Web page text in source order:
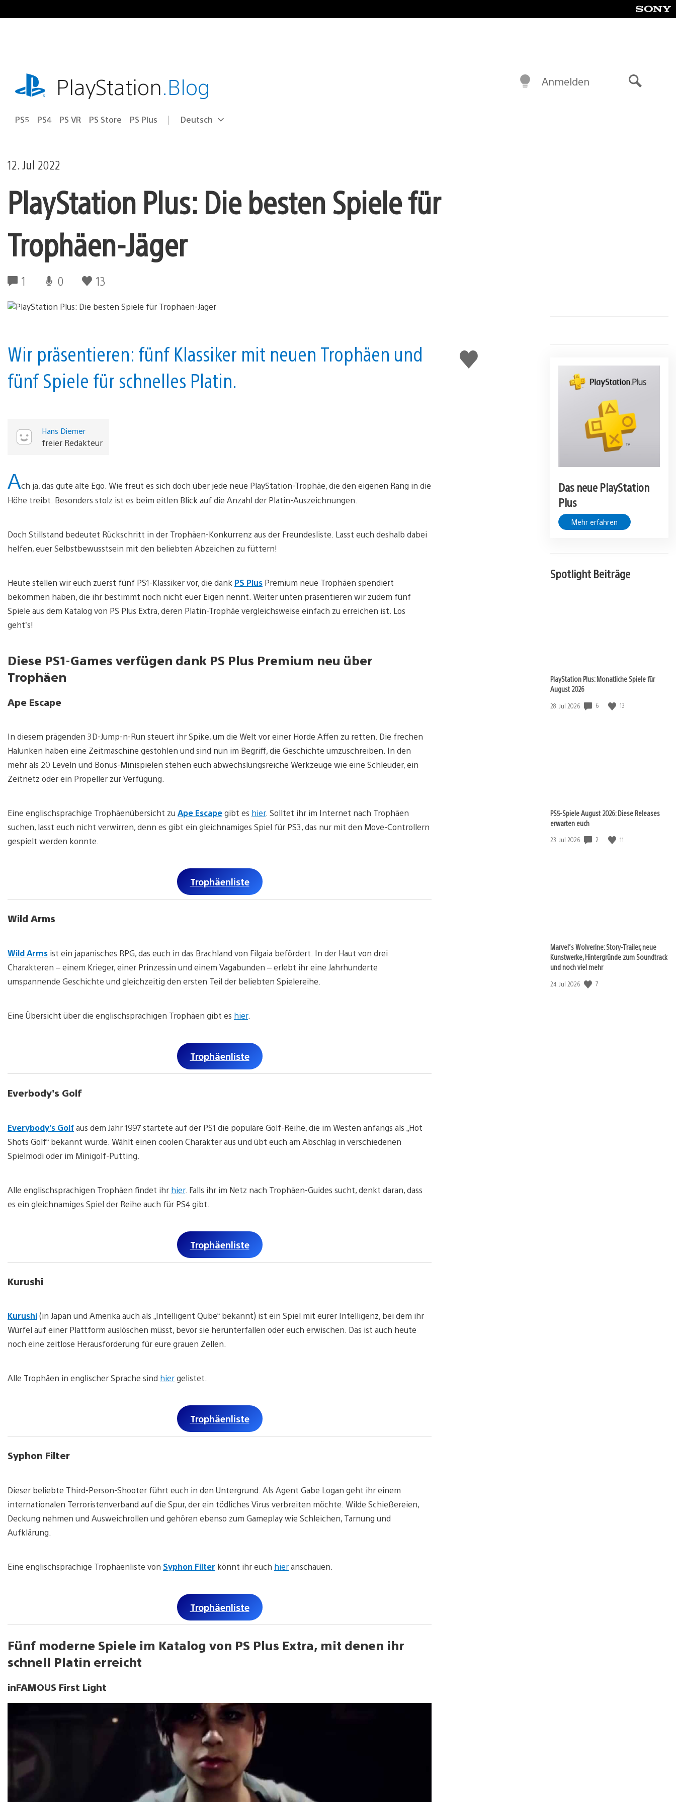
Inhalt
playstation.comPlayStation.Blog
PS5 PS4 PS VR PS Store PS Plus Select
Aktuelle
Deutsch
Anmelden
12. Jul 2022
PlayStation Plus: Die besten Spiele für
Trophäen-Jäger
1 0 13
Gefällt
mir
Wir präsentieren: fünf Klassiker mit neuen Trophäen und
fünf Spiele für schnelles Platin.
Hans Diemer
freier Redakteur
Ach ja, das gute alte Ego. Wie freut es sich doch über jede neue PlayStation-Trophäe, die den eigenen Rang in die
Höhe treibt. Besonders stolz ist es beim eitlen Blick auf die Anzahl der Platin-Auszeichnungen.
Doch Stillstand bedeutet Rückschritt in der Trophäen-Konkurrenz aus der Freundesliste. Lasst euch deshalb dabei
helfen, euer Selbstbewusstsein mit den beliebten Abzeichen zu füttern!
Heute stellen wir euch zuerst fünf PS1-Klassiker vor, die dank PS Plus Premium neue Trophäen spendiert
bekommen haben, die ihr bestimmt noch nicht euer Eigen nennt. Weiter unten präsentieren wir zudem fünf
Spiele aus dem Katalog von PS Plus Extra, deren Platin-Trophäe vergleichsweise einfach zu erreichen ist. Los
geht’s!
Diese PS1-Games verfügen dank PS Plus Premium neu über
Trophäen
Ape Escape
In diesem prägenden 3D-Jump-n-Run steuert ihr Spike, um die Welt vor einer Horde Affen zu retten. Die frechen
Halunken haben eine Zeitmaschine gestohlen und sind nun im Begriff, die Geschichte umzuschreiben. In den
mehr als 20 Leveln und Bonus-Minispielen stehen euch abwechslungsreiche Werkzeuge wie eine Schleuder, ein
Zeitnetz oder ein Propeller zur Verfügung.
Eine englischsprachige Trophäenübersicht zu Ape Escapegibt es hier. Solltet ihr im Internet nach Trophäen
suchen, lasst euch nicht verwirren, denn es gibt ein gleichnamiges Spiel für PS3, das nur mit den Move-Controllern
gespielt werden konnte.
Trophäenliste
Wild Arms
download
Wild Arms ist ein japanisches RPG, das euch in das Brachland von Filgaia befördert. In der Haut von drei
Charakteren – einem Krieger, einer Prinzessin und einem Vagabunden – erlebt ihr eine Jahrhunderte
umspannende Geschichte und gleichzeitig den ersten Teil der beliebten Spielereihe.
Eine Übersicht über die englischsprachigen Trophäen gibt es hier.
Trophäenliste
Everbody’s Golf
Everybody’s Golfaus dem Jahr 1997 startete auf der PS1 die populäre Golf-Reihe, die im Westen anfangs als „Hot
Shots Golf“ bekannt wurde. Wählt einen coolen Charakter aus und übt euch am Abschlag in verschiedenen
Spielmodi oder im Minigolf-Putting.
Alle englischsprachigen Trophäen findet ihr hier. Falls ihr im Netz nach Trophäen-Guides sucht, denkt daran, dass
es ein gleichnamiges Spiel der Reihe auch für PS4 gibt.
Trophäenliste
Kurushi
Kurushi(in Japan und Amerika auch als „Intelligent Qube“ bekannt) ist ein Spiel mit eurer Intelligenz, bei dem ihr
Würfel auf einer Plattform auslöschen müsst, bevor sie herunterfallen oder euch erwischen. Das ist auch heute
noch eine zeitlose Herausforderung für eure grauen Zellen.
Alle Trophäen in englischer Sprache sind hiergelistet.
Trophäenliste
Syphon Filter
Dieser beliebte Third-Person-Shooter führt euch in den Untergrund. Als Agent Gabe Logan geht ihr einem
internationalen Terroristenverband auf die Spur, der ein tödliches Virus verbreiten möchte. Wilde Schießereien,
Deckung nehmen und Ausweichrollen und gehören ebenso zum Gameplay wie Schleichen, Tarnung und
Aufklärung.
Eine englischsprachige Trophäenliste von Syphon Filter könnt ihr euch hieranschauen.
Trophäenliste
Fünf moderne Spiele im Katalog von PS Plus Extra, mit denen ihr
schnell Platin erreicht
inFAMOUS First Light
Das neue PlayStation
Plus
Mehr erfahren
Spotlight Beiträge
PlayStation Plus: Monatliche Spiele für
August 2026
Veröffentlichungsdatum:
28. Jul 2026 6 13
PS5-Spiele August 2026: Diese Releases
erwarten euch
Veröffentlichungsdatum:
23. Jul 2026 2 11
Marvel‘s Wolverine: Story-Trailer, neue
Kunstwerke, Hintergründe zum Soundtrack
und noch viel mehr
Veröffentlichungsdatum:
24. Jul 2026 7